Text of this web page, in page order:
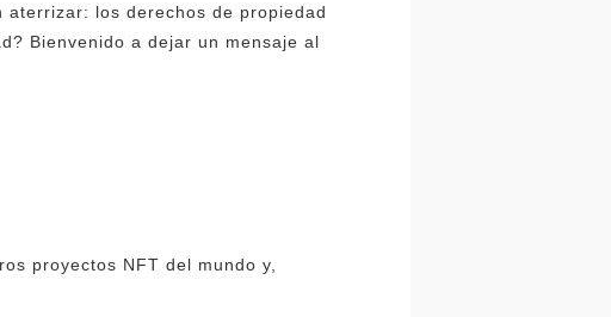
los derechos de propiedad
Bienvenido a dejar un mensaje al
proyectos NFT del mundo y,